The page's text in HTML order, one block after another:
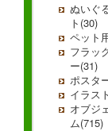
ぬいぐ
ト(30)
ペット
フラッ
ー(31)
ポスタ
イラス
オブジ
ム(715)